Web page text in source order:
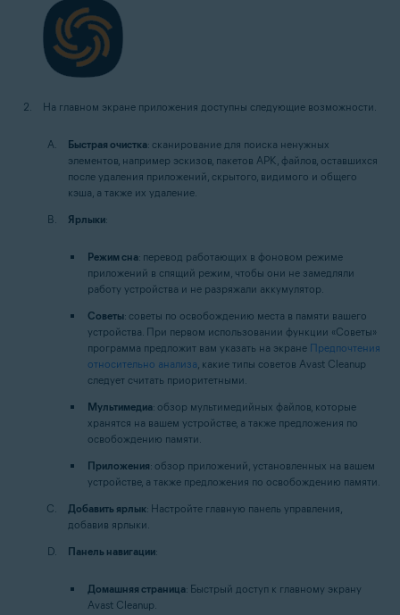
На главном экране приложения доступны следующие возможности.
Быстрая очистка: сканирование для поиска ненужных
элементов, например эскизов, пакетов APK, файлов, оставшихся
после удаления приложений, скрытого, видимого и общего
кэша, а также их удаление.
Ярлыки:
Режим сна: перевод работающих в фоновом режиме
приложений в спящий режим, чтобы они не замедляли
работу устройства и не разряжали аккумулятор.
Советы: советы по освобождению места в памяти вашего
устройства. При первом использовании функции «Советы»
программа предложит вам указать на экране Предпочтения
относительно анализа, какие типы советов Avast Cleanup
следует считать приоритетными.
Мультимедиа: обзор мультимедийных файлов, которые
хранятся на вашем устройстве, а также предложения по
освобождению памяти.
Приложения: обзор приложений, установленных на вашем
устройстве, а также предложения по освобождению памяти.
Добавить ярлык: Настройте главную панель управления,
добавив ярлыки.
Панель навигации:
Домашняя страница: Быстрый доступ к главному экрану
Avast Cleanup.